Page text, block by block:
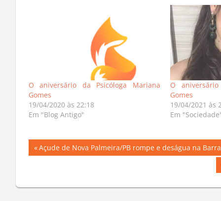
O aniversário da Psicóloga Mariana
Gomes
19/04/2020 às 22:18
Em "Blog Antigo"
O
Gomes
19/04/2021 às
Em
Navegação
Post
Previous
Post:
Açude de Nova Palmeira/PB rompe e deságua na